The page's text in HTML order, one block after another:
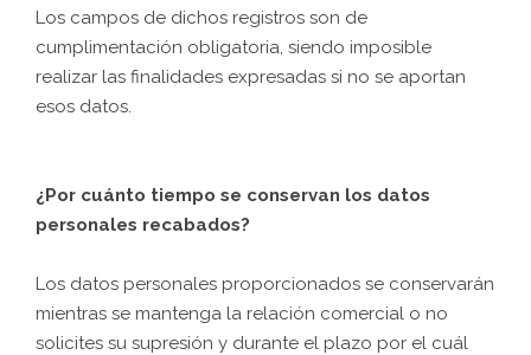
Los campos de dichos registros son de
cumplimentación obligatoria, siendo imposible
realizar las finalidades expresadas si no se aportan
esos datos.
¿Por cuánto tiempo se conservan los datos
personales recabados?
Los datos personales proporcionados se conservarán
mientras se mantenga la relación comercial o no
solicites su supresión y durante el plazo por el cuál